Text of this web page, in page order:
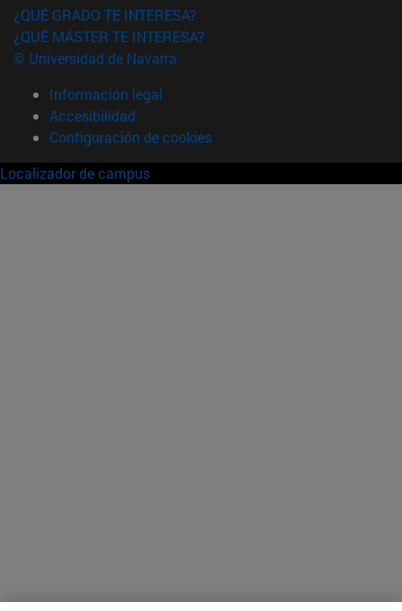
¿QUÉ GRADO TE INTERESA?
¿QUÉ MÁSTER TE INTERESA?
© Universidad de Navarra
Información legal
Accesibilidad
Configuración de cookies
Localizador de campus